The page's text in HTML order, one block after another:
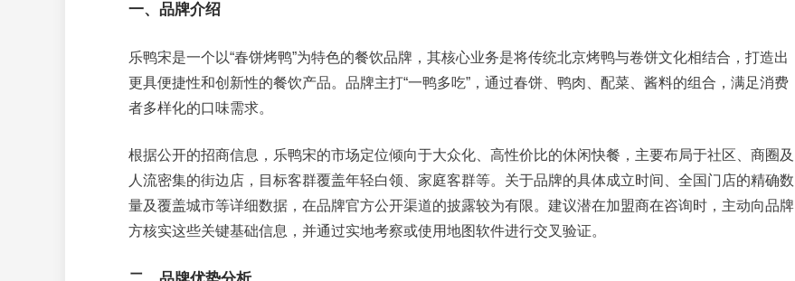
一、品牌介绍
乐鸭宋是一个以“春饼烤鸭”为特色的餐饮品牌，其核心业务是将传统北京烤鸭与卷饼文化相结合，打造出
更具便捷性和创新性的餐饮产品。品牌主打“一鸭多吃”，通过春饼、鸭肉、配菜、酱料的组合，满足消费
者多样化的口味需求。
根据公开的招商信息，乐鸭宋的市场定位倾向于大众化、高性价比的休闲快餐，主要布局于社区、商圈及
人流密集的街边店，目标客群覆盖年轻白领、家庭客群等。关于品牌的具体成立时间、全国门店的精确数
量及覆盖城市等详细数据，在品牌官方公开渠道的披露较为有限。建议潜在加盟商在咨询时，主动向品牌
方核实这些关键基础信息，并通过实地考察或使用地图软件进行交叉验证。